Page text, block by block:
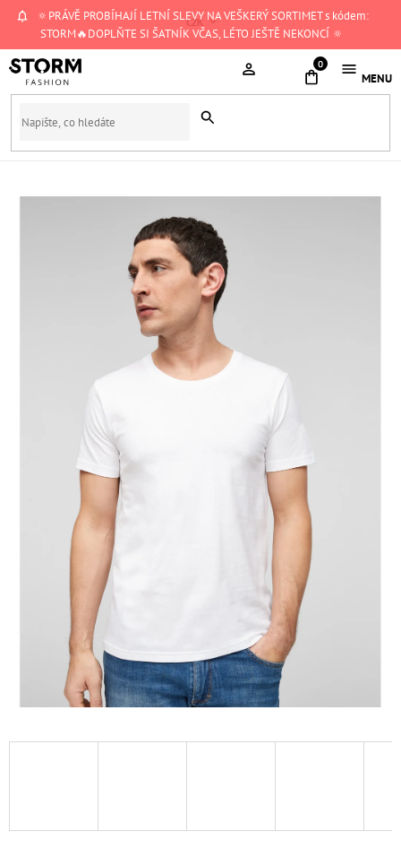
Přejít
🔅PRÁVĚ PROBÍHAJÍ LETNÍ SLEVY NA VEŠKERÝ SORTIMET s kódem:
STORM🔥DOPLŇTE SI ŠATNÍK VČAS, LÉTO JEŠTĚ NEKONCÍ 🔅
CZK
NÁKUPNÍ